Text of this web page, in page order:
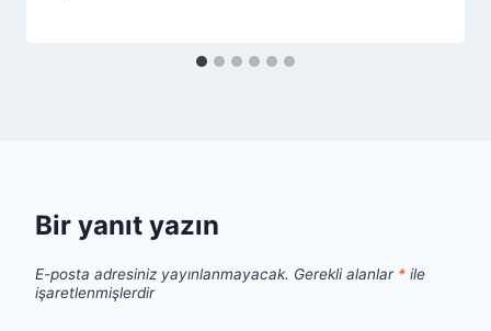
Bir yanıt yazın
E-posta adresiniz yayınlanmayacak. Gerekli alanlar * ile
işaretlenmişlerdir